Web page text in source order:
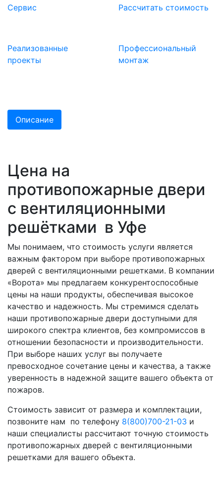
Сервис Расcчитать стоимость
Реализованные
проекты
Профессиональный
монтаж
Описание
Цена на
противопожарные двери
с вентиляционными
решётками в Уфе
Мы понимаем, что стоимость услуги является
важным фактором при выборе противопожарных
дверей с вентиляционными решетками. В компании
«Ворота» мы предлагаем конкурентоспособные
цены на наши продукты, обеспечивая высокое
качество и надежность. Мы стремимся сделать
наши противопожарные двери доступными для
широкого спектра клиентов, без компромиссов в
отношении безопасности и производительности.
При выборе наших услуг вы получаете
превосходное сочетание цены и качества, а также
уверенность в надежной защите вашего объекта от
пожаров.
Стоимость зависит от размера и комплектации,
позвоните нам по телефону 8(800)700-21-03 и
наши специалисты рассчитают точную стоимость
противопожарных дверей с вентиляционными
решетками для вашего объекта.